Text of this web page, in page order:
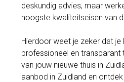
deskundig advies, maar
hoogste kwaliteitseisen van
Hierdoor weet je zeker dat je
professioneel en transparant
van jouw nieuwe thuis in
aanbod in Zuidland en